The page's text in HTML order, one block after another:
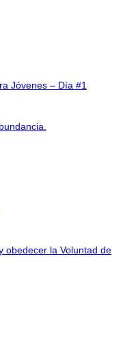
Jóvenes – Día #1
obedecer la Voluntad de